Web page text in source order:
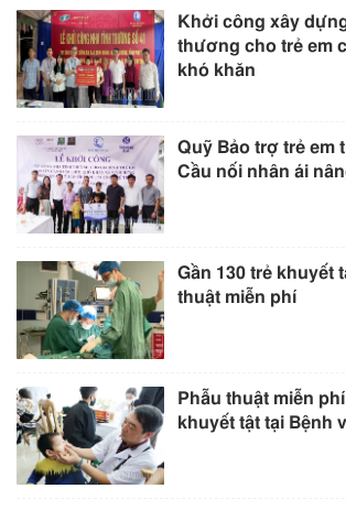
Khởi công xây
thương cho trẻ em
khó khăn
Quỹ Bảo trợ trẻ em
Cầu nối nhân ái
Gần 130 trẻ khuyết
thuật miễn phí
Phẫu thuật miễn
khuyết tật tại Bệnh